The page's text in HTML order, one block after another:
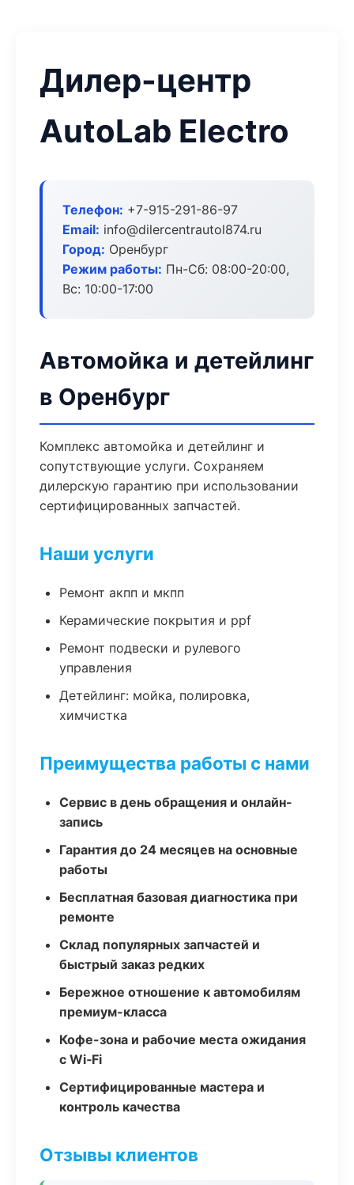
Дилер-центр
AutoLab Electro
Телефон: +7-915-291-86-97
Email: info@dilercentrautol874.ru
Город: Оренбург
Режим работы: Пн-Сб: 08:00-20:00,
Вс: 10:00-17:00
Автомойка и детейлинг
в Оренбург
Комплекс автомойка и детейлинг и
сопутствующие услуги. Сохраняем
дилерскую гарантию при использовании
сертифицированных запчастей.
Наши услуги
Ремонт акпп и мкпп
Керамические покрытия и ppf
Ремонт подвески и рулевого
управления
Детейлинг: мойка, полировка,
химчистка
Преимущества работы с нами
Сервис в день обращения и онлайн-
запись
Гарантия до 24 месяцев на основные
работы
Бесплатная базовая диагностика при
ремонте
Склад популярных запчастей и
быстрый заказ редких
Бережное отношение к автомобилям
премиум-класса
Кофе-зона и рабочие места ожидания
с Wi‑Fi
Сертифицированные мастера и
контроль качества
Отзывы клиентов